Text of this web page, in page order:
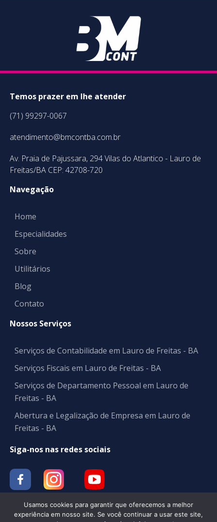
Temos prazer em lhe atender
(71) 99297-0067
atendimento@bmcontba.com.br
Av. Praia de Pajussara, 294 Vilas do Atlantico - Lauro de
Freitas/BA CEP: 42708-720
Navegação
Home
Especialidades
Sobre
Utilitários
Blog
Contato
Nossos Serviços
Serviços de Contabilidade em Lauro de Freitas - BA
Serviços Fiscais em Lauro de Freitas - BA
Serviços de Departamento Pessoal em Lauro de
Freitas - BA
Abertura e Legalização de Empresa em Lauro de
Freitas - BA
Siga-nos nas redes sociais
Usamos cookies para garantir que oferecemos a melhor
experiência em nosso site. Se você continuar a usar este site,